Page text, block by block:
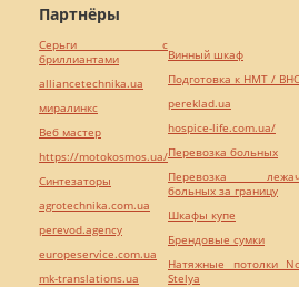
Партнёры
Серьги с
бриллиантами
alliancetechnika.ua
миралинкс
Веб мастер
https://motokosmos.ua/
Синтезаторы
agrotechnika.com.ua
perevod.agency
europeservice.com.ua
mk-translations.ua
Винный шкаф
Подготовка к НМТ /
pereklad.ua
hospice-life.com.ua/
Перевозка больных
Перевозка
больных за границу
Шкафы купе
Брендовые сумки
Натяжные потолки
Stelya